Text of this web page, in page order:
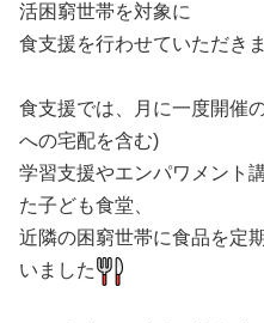
活困窮世帯を対象に
食支援を行わせていただき
食支援では、月に一度開催
への宅配を含む)
学習支援やエンパワメント
た子ども食堂、
近隣の困窮世帯に食品を定
いました